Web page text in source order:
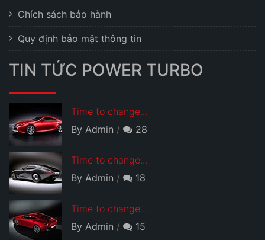
Chích sách bảo hành
Quy định bảo mật thông tin
TIN TỨC POWER TURBO
Time to change...
By Admin
28
Time to change...
By Admin
18
Time to change...
By Admin
15